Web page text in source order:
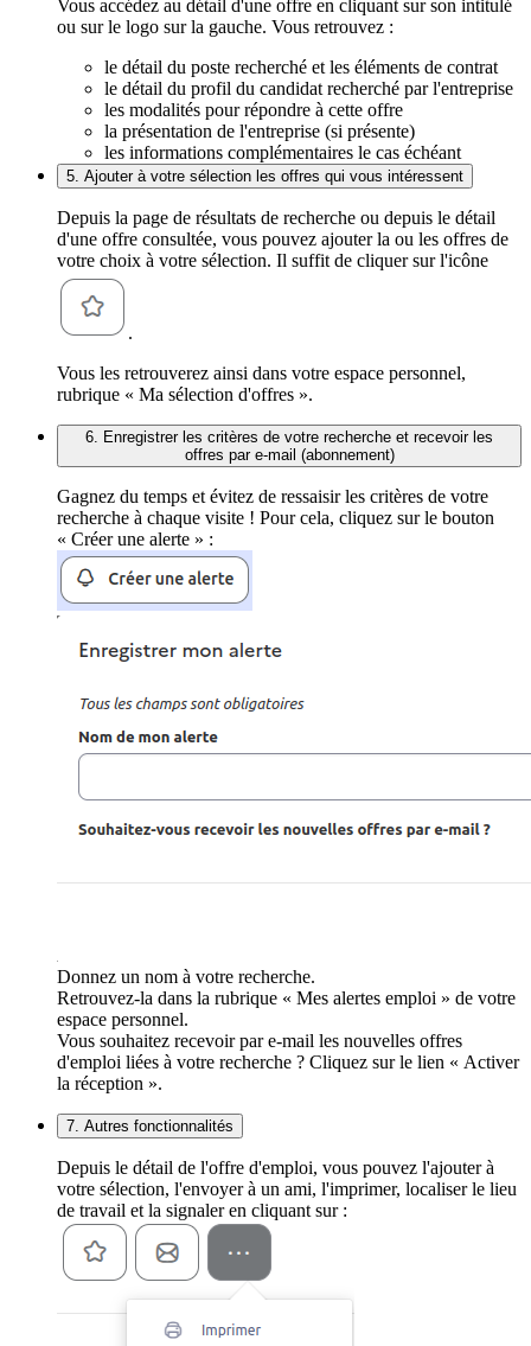
Vous accédez au détail d'une offre en cliquant sur son intitulé
ou sur le logo sur la gauche. Vous retrouvez :
le détail du poste recherché et les éléments de contrat
le détail du profil du candidat recherché par l'entreprise
les modalités pour répondre à cette offre
la présentation de l'entreprise (si présente)
les informations complémentaires le cas échéant
5. Ajouter à votre sélection les offres qui vous intéressent
Depuis la page de résultats de recherche ou depuis le détail
d'une offre consultée, vous pouvez ajouter la ou les offres de
votre choix à votre sélection. Il suffit de cliquer sur l'icône
.
Vous les retrouverez ainsi dans votre espace personnel,
rubrique « Ma sélection d'offres ».
6. Enregistrer les critères de votre recherche et recevoir les
offres par e-mail (abonnement)
Gagnez du temps et évitez de ressaisir les critères de votre
recherche à chaque visite ! Pour cela, cliquez sur le bouton
« Créer une alerte » :
Donnez un nom à votre recherche.
Retrouvez-la dans la rubrique « Mes alertes emploi » de votre
espace personnel.
Vous souhaitez recevoir par e-mail les nouvelles offres
d'emploi liées à votre recherche ? Cliquez sur le lien « Activer
la réception ».
7. Autres fonctionnalités
Depuis le détail de l'offre d'emploi, vous pouvez l'ajouter à
votre sélection, l'envoyer à un ami, l'imprimer, localiser le lieu
de travail et la signaler en cliquant sur :